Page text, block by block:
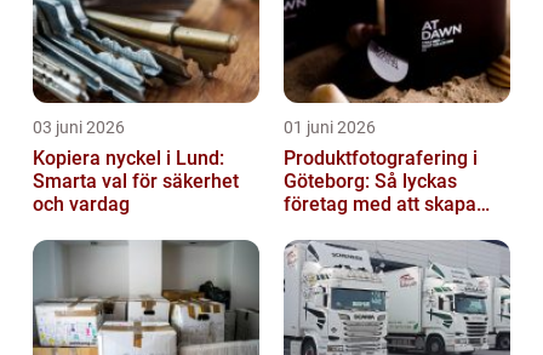
03 juni 2026
Kopiera nyckel i Lund:
Smarta val för säkerhet
och vardag
01 juni 2026
Produktfotografering i
Göteborg: Så lyckas
företag med att skapa